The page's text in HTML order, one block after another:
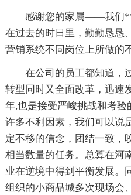
感谢您的家属——我们**
在过去的时日里，勤勤恳恳
营销系统不同岗位上所做的
在公司的员工都知道，
转型同时又全面改革，迅速
年,也是接受严峻挑战和考
许多不利因素，我们可以说
定不移的信念，团结一致，
相当数量的任务。总算在河
业在逆境中得到平衡发展。
组织的小商品城多次现场会